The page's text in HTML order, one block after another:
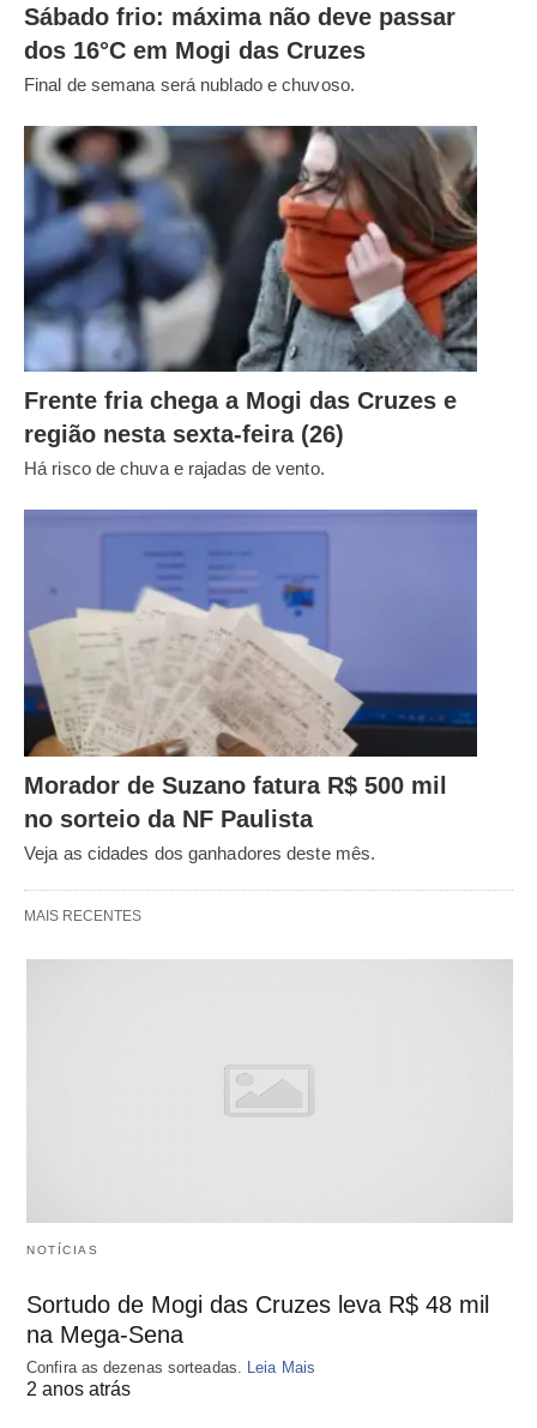
Sábado frio: máxima não deve passar
dos 16°C em Mogi das Cruzes
Final de semana será nublado e chuvoso.
Frente fria chega a Mogi das Cruzes e
região nesta sexta-feira (26)
Há risco de chuva e rajadas de vento.
Morador de Suzano fatura R$ 500 mil
no sorteio da NF Paulista
Veja as cidades dos ganhadores deste mês.
MAIS RECENTES
NOTÍCIAS
Sortudo de Mogi das Cruzes leva R$ 48 mil
na Mega-Sena
Confira as dezenas sorteadas. Leia Mais
2 anos atrás